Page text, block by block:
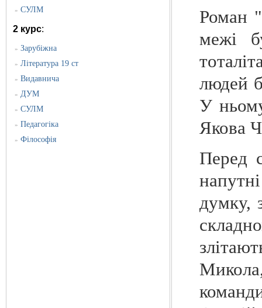
» СУЛМ
2 курс:
» Зарубіжна
» Література 19 ст
» Видавнича
» ДУМ
» СУЛМ
» Педагогіка
» Філософія
Роман
межі
людей
У
Якова
Перед
думку,